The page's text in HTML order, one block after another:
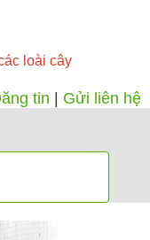
loài cây
tin Gửi liên hệ